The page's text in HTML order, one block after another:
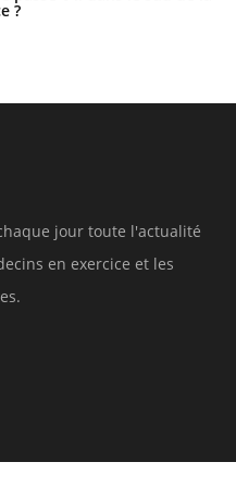
?
jour toute l'actualité
en exercice et les